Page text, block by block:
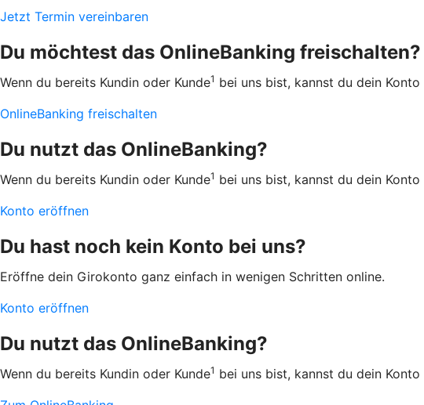
Jetzt Termin vereinbaren
Du möchtest das OnlineBanking freischalten?
Wenn du bereits Kundin oder Kunde1 bei uns bist, kannst du dein
OnlineBanking freischalten
Du nutzt das OnlineBanking?
Wenn du bereits Kundin oder Kunde1 bei uns bist, kannst du dein
Konto eröffnen
Du hast noch kein Konto bei uns?
Eröffne dein Girokonto ganz einfach in wenigen Schritten online.
Konto eröffnen
Du nutzt das OnlineBanking?
Wenn du bereits Kundin oder Kunde1 bei uns bist, kannst du dein